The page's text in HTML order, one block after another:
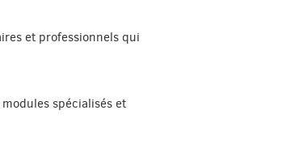
et professionnels qui
spécialisés et